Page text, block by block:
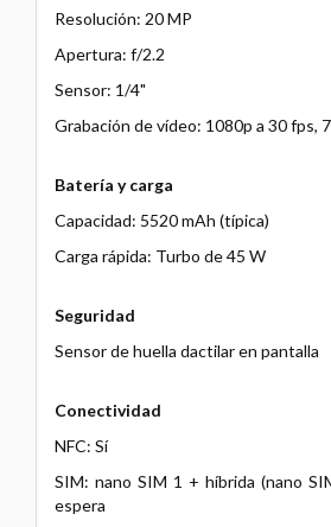
Resolución: 20 MP
Apertura: f/2.2
Sensor: 1/4"
Grabación de vídeo: 1080p a 30 fps,
Batería y carga
Capacidad: 5520 mAh (típica)
Carga rápida: Turbo de 45 W
Seguridad
Sensor de huella dactilar en pantalla
Conectividad
NFC: Sí
SIM: nano SIM 1 + híbrida (nano
espera